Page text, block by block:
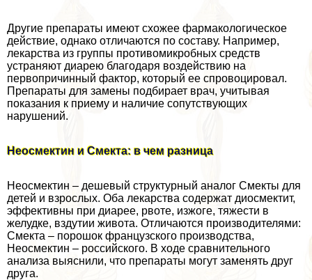
Другие препараты имеют схожее фармакологическое
действие, однако отличаются по составу. Например,
лекарства из группы противомикробных средств
устраняют диарею благодаря воздействию на
первопричинный фактор, который ее спровоцировал.
Препараты для замены подбирает врач, учитывая
показания к приему и наличие сопутствующих
нарушений.
Неосмектин и Смекта: в чем разница
Неосмектин – дешевый структурный аналог Смекты для
детей и взрослых. Оба лекарства содержат диосмектит,
эффективны при диарее, рвоте, изжоге, тяжести в
желудке, вздутии живота. Отличаются производителями:
Смекта – порошок французского производства,
Неосмектин – российского. В ходе сравнительного
анализа выяснили, что препараты могут заменять друг
друга.